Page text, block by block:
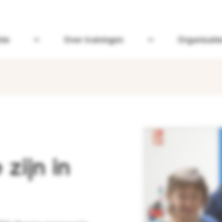
Open Omgaan met dementie
Over trainingen Open Over
zijn in